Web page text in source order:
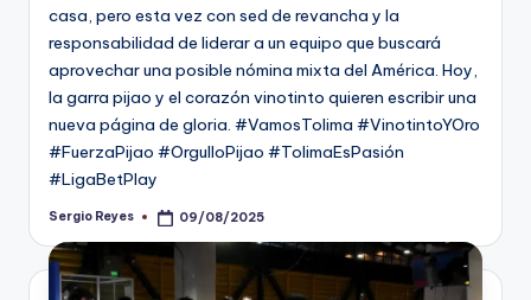
casa, pero esta vez con sed de revancha y la
responsabilidad de liderar a un equipo que buscará
aprovechar una posible nómina mixta del América. Hoy,
la garra pijao y el corazón vinotinto quieren escribir una
nueva página de gloria. #VamosTolima #VinotintoYOro
#FuerzaPijao #OrgulloPijao #TolimaEsPasión
#LigaBetPlay
Publicado
Sergio Reyes 09/08/2025